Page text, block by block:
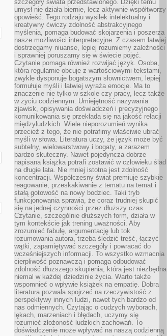
szczegóły świata przedstawionego. Dzięki temu
umysł nie działa biernie, lecz aktywnie współtworzy
opowieść. Tego rodzaju wysiłek intelektualny i
kreatywny ćwiczy zdolność abstrakcyjnego
myślenia, pomaga budować skojarzenia i poszerza
nasze możliwości interpretacyjne. Z czasem łatwiej
dostrzegamy niuanse, lepiej rozumiemy zależności
i sprawniej poruszamy się w świecie pojęć.
Czytanie pomaga również rozwijać język. Osoba,
która regularnie obcuje z wartościowymi tekstami,
zwykle dysponuje bogatszym słownictwem, lepiej
formułuje myśli i łatwiej wyraża emocje. Ma to
znaczenie nie tylko w szkole czy pracy, lecz także
w życiu codziennym. Umiejętność nazywania
zjawisk, opisywania doświadczeń i precyzyjnego
komunikowania się przekłada się na jakość relacji
międzyludzkich. Wiele nieporozumień wynika
przecież z tego, że nie potrafimy właściwie ubrać
myśli w słowa. Literatura uczy, że język może być
subtelny, wielowarstwowy i bogaty, a zarazem
bardzo skuteczny. Nawet pojedyncza dobrze
napisana książka potrafi zostawić w człowieku ślad
na długie lata. Nie mniej istotna jest zdolność
koncentracji. Współczesny świat premiuje szybkie
reagowanie, przeskakiwanie z tematu na temat i
stałą gotowość na nowy bodziec. Taki tryb
funkcjonowania sprawia, że coraz trudniej skupić
się na jednej czynności przez dłuższy czas.
Czytanie, szczególnie dłuższych form, działa w
tym kontekście jak trening uważności. Aby
zrozumieć fabułę, argumentację lub tok
rozumowania autora, trzeba śledzić treść, łączyć
wątki, zapamiętywać szczegóły i powracać do
wcześniejszych informacji. To wszystko wzmacnia
cierpliwość poznawczą i pomaga odbudować
zdolność dłuższego skupienia, która jest niezbędna
niemal w każdej dziedzinie życia. Warto także
wspomnieć o wpływie książek na empatię. Dobra
literatura pozwala spojrzeć na rzeczywistość z
perspektywy innych ludzi, nawet tych bardzo od
nas odmiennych. Czytając o cudzych wyborach,
lękach, marzeniach i błędach, uczymy się
rozumieć złożoność ludzkich zachowań. To
doświadczenie może wpływać na naszą codzienną